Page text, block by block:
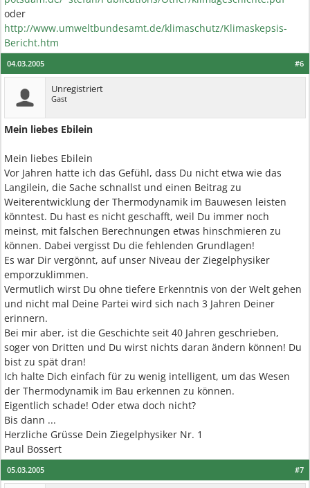
oder
http://www.umweltbundesamt.de/klimaschutz/Klimaskepsis-
Bericht.htm
#6
04.03.2005
Unregistriert
Gast
Mein liebes Ebilein
Mein liebes Ebilein
Vor Jahren hatte ich das Gefühl, dass Du nicht etwa wie das
Langilein, die Sache schnallst und einen Beitrag zu
Weiterentwicklung der Thermodynamik im Bauwesen leisten
könntest. Du hast es nicht geschafft, weil Du immer noch
meinst, mit falschen Berechnungen etwas hinschmieren zu
können. Dabei vergisst Du die fehlenden Grundlagen!
Es war Dir vergönnt, auf unser Niveau der Ziegelphysiker
emporzuklimmen.
Vermutlich wirst Du ohne tiefere Erkenntnis von der Welt gehen
und nicht mal Deine Partei wird sich nach 3 Jahren Deiner
erinnern.
Bei mir aber, ist die Geschichte seit 40 Jahren geschrieben,
soger von Dritten und Du wirst nichts daran ändern können! Du
bist zu spät dran!
Ich halte Dich einfach für zu wenig intelligent, um das Wesen
der Thermodynamik im Bau erkennen zu können.
Eigentlich schade! Oder etwa doch nicht?
Bis dann ...
Herzliche Grüsse Dein Ziegelphysiker Nr. 1
Paul Bossert
#7
05.03.2005